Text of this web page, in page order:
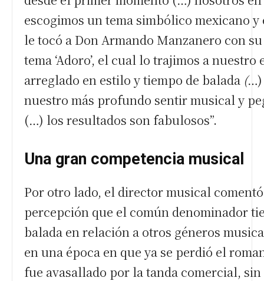
escogimos un tema simbólico mexicano y
le tocó a Don Armando Manzanero con
tema ‘Adoro’, el cual lo trajimos a nuestro
arreglado en estilo y tiempo de balada (…)
nuestro más profundo sentir musical y
(…) los resultados son fabulosos”.
Una gran competencia musical
Por otro lado, el director musical
percepción que el común denominador
balada en relación a otros géneros
en una época en que ya se perdió el
fue avasallado por la tanda comercial,